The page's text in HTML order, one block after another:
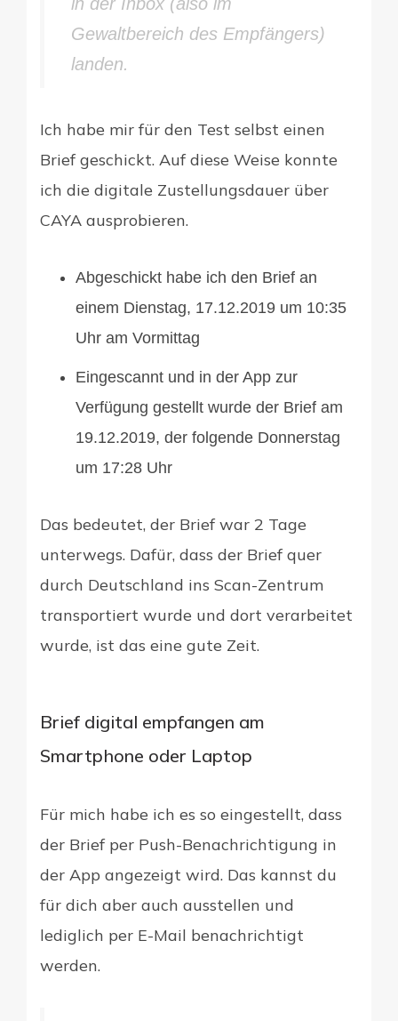
Gewaltbereich des Empfängers)
landen.
Ich habe mir für den Test selbst einen
Brief geschickt. Auf diese Weise konnte
ich die digitale Zustellungsdauer über
CAYA ausprobieren.
Abgeschickt habe ich den Brief an
einem Dienstag, 17.12.2019 um 10:35
Uhr am Vormittag
Eingescannt und in der App zur
Verfügung gestellt wurde der Brief am
19.12.2019, der folgende Donnerstag
um 17:28 Uhr
Das bedeutet, der Brief war 2 Tage
unterwegs. Dafür, dass der Brief quer
durch Deutschland ins Scan-Zentrum
transportiert wurde und dort verarbeitet
wurde, ist das eine gute Zeit.
Brief digital empfangen am
Smartphone oder Laptop
Für mich habe ich es so eingestellt, dass
der Brief per Push-Benachrichtigung in
der App angezeigt wird. Das kannst du
für dich aber auch ausstellen und
lediglich per E-Mail benachrichtigt
werden.